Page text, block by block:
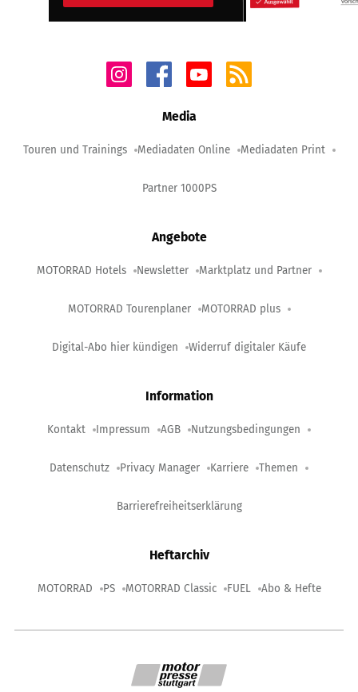
Media
Touren und Trainings Mediadaten Online Mediadaten Print
Partner 1000PS
Angebote
MOTORRAD Hotels Newsletter Marktplatz und Partner
MOTORRAD Tourenplaner MOTORRAD plus
Digital-Abo hier kündigen Widerruf digitaler Käufe
Information
Kontakt Impressum AGB Nutzungsbedingungen
Datenschutz Privacy Manager Karriere Themen
Barrierefreiheitserklärung
Heftarchiv
MOTORRAD PS MOTORRAD Classic FUEL Abo & Hefte